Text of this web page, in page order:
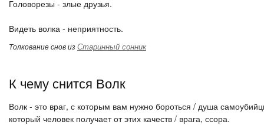
Головорезы - злые друзья.
Видеть волка - неприятность.
Толкование снов изСтаринный сонник
К чему снится Волк
Волк - это враг, с которым вам нужно бороться / душа
который человек получает от этих качеств / врага, ссора.